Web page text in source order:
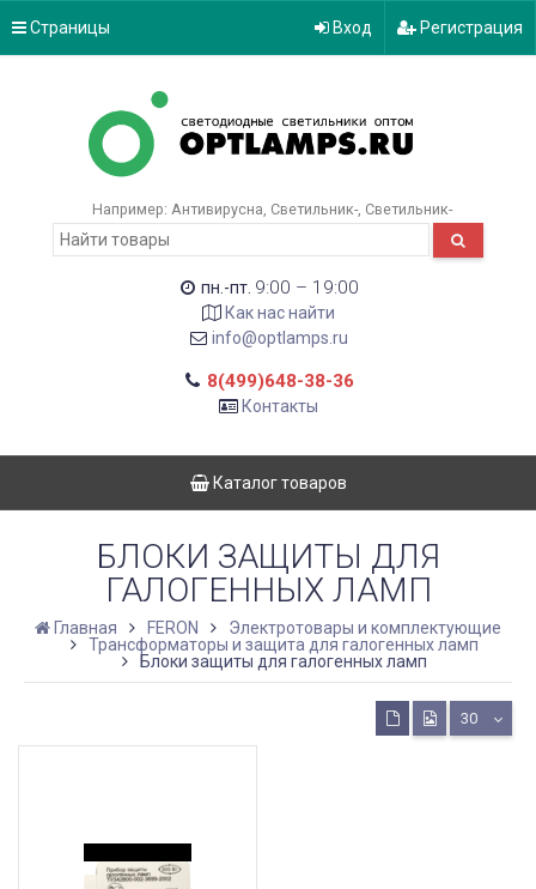
Страницы Вход Регистрация
Например: Антивирусна Светильник- Светильник-
пн.-пт. 9:00 – 19:00
Как нас найти
info@optlamps.ru
8(499)648-38-36
Контакты
Каталог товаров
БЛОКИ ЗАЩИТЫ ДЛЯ
ГАЛОГЕННЫХ ЛАМП
Главная FERON
Электротовары и комплектующие
Трансформаторы и защита для галогенных ламп
Блоки защиты для галогенных ламп
30